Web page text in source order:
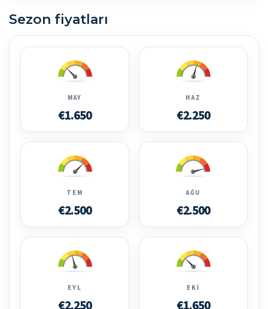
Sezon fiyatları
MAY
€1.650
HAZ
€2.250
TEM
€2.500
AĞU
€2.500
EYL EKI